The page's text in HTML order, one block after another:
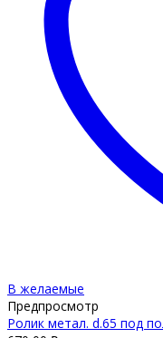
В желаемые
Предпросмотр
Ролик метал. d.65 под